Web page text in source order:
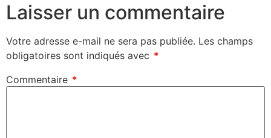
Laisser un commentaire
Votre adresse e-mail ne sera pas publiée. Les champs
obligatoires sont indiqués avec *
Commentaire *